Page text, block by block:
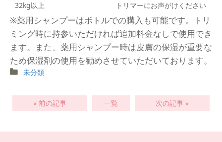
32kg以上
トリマーにお声がけください
※薬用シャンプーはボトルでの購入も可能です。トリ
ミング時に持参いただければ追加料金なしで使用でき
ます。また、薬用シャンプー時は皮膚の保湿が重要な
ため保湿剤の使用を勧めさせていただいております。
未分類
« 前の記事 一覧 次の記事 »